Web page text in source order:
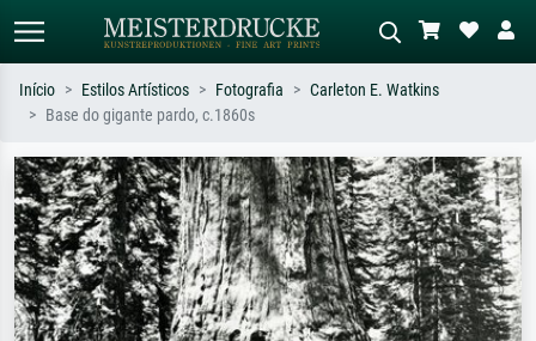
Pesquise por artista, título ou estilo –
ex: Monet, Noite Estrelada,
impressionismo, onda de Hokusai, nu.
Descreva a cena – ex: prado verde,
abstrato com muito vermelho, pintura
a óleo escura, nu em pé ao lado de
uma árvore.
Início Estilos Artísticos Fotografia
Carleton E. Watkins
Base do gigante pardo, c.1860s